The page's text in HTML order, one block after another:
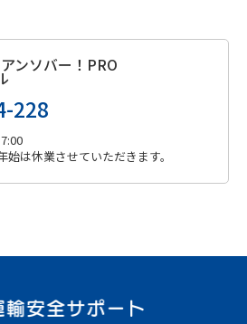
ンソバー！PRO
228
は休業させていただきます。